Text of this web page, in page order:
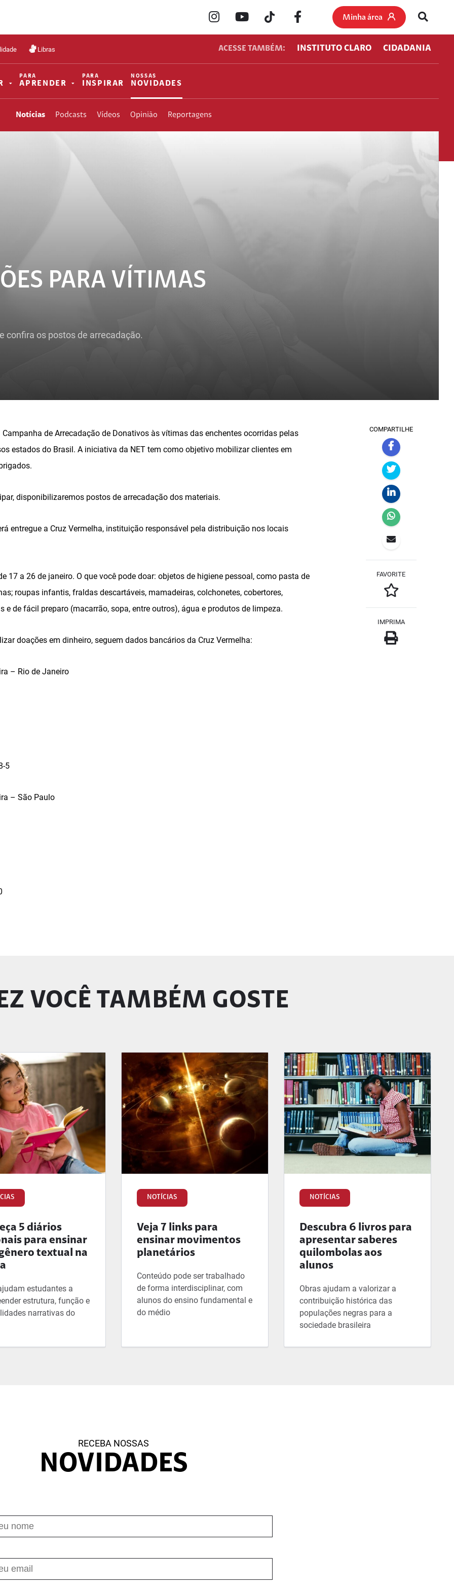
Minha área
Libras ACESSE TAMBÉM: INSTITUTO CLARO CIDADANIA
PARA
APRENDER
PARA
INSPIRAR
NOSSAS
NOVIDADES
Notícias Podcasts Vídeos Opinião Reportagens
PARA VÍTIMAS
confira os postos de arrecadação.
de Arrecadação de Donativos às vítimas das enchentes ocorridas pelas
estados do Brasil. A iniciativa da NET tem como objetivo mobilizar clientes em
disponibilizaremos postos de arrecadação dos materiais.
entregue a Cruz Vermelha, instituição responsável pela distribuição nos locais
17 a 26 de janeiro. O que você pode doar: objetos de higiene pessoal, como pasta de
roupas infantis, fraldas descartáveis, mamadeiras, colchonetes, cobertores,
e de fácil preparo (macarrão, sopa, entre outros), água e produtos de limpeza.
doações em dinheiro, seguem dados bancários da Cruz Vermelha:
– Rio de Janeiro
5
– São Paulo
COMPARTILHE
FAVORITE
IMPRIMA
VOCÊ TAMBÉM GOSTE
5 diários
para ensinar
textual na
estudantes a
estrutura, função e
narrativas do
NOTÍCIAS
Veja 7 links para
ensinar movimentos
planetários
Conteúdo pode ser trabalhado
de forma interdisciplinar, com
alunos do ensino fundamental e
do médio
NOTÍCIAS
Descubra 6 livros para
apresentar saberes
quilombolas aos
alunos
Obras ajudam a valorizar a
contribuição histórica das
populações negras para a
sociedade brasileira
RECEBA NOSSAS
NOVIDADES